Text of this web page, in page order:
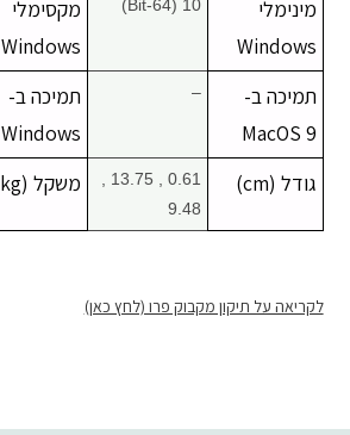
מינימלי
Windows
10 (64-Bit)
מקסימלי
Windows
תמיכה ב-
MacOS 9
–
תמיכה ב-
Windows
גודל (cm)
0.61 , 13.75 ,
9.48
משקל (kg)
לקריאה על תיקון מקבוק פרו (לחץ כאן)